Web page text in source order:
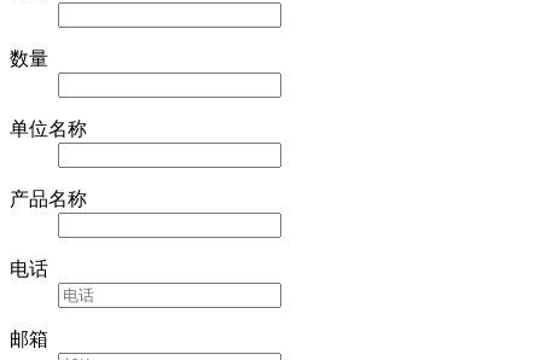
数量
单位名称
产品名称
电话
邮箱